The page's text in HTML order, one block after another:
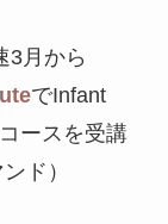
3月から
でInfant
ースを受講
ド）